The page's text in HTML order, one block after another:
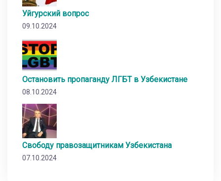
Уйгурский вопрос
09.10.2024
Остановить пропаганду ЛГБТ в Узбекистане
08.10.2024
Свободу правозащитникам Узбекистана
07.10.2024